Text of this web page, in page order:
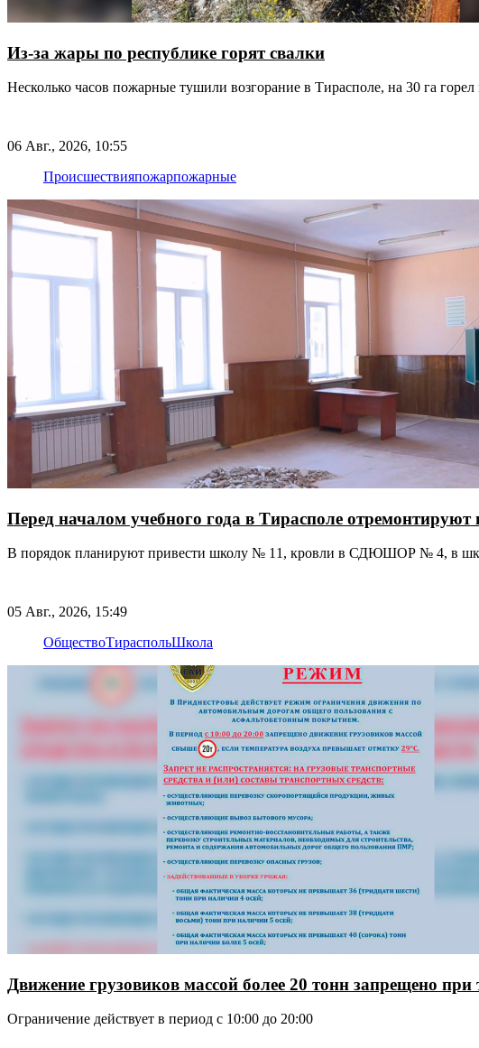
Из-за жары по республике горят свалки
Несколько часов пожарные тушили возгорание в Тирасполе, на 30 га
06 Авг., 2026, 10:55
Происшествияпожарпожарные
Перед началом учебного года в Тирасполе
В порядок планируют привести школу № 11, кровли в СДЮШОР № 4, в
05 Авг., 2026, 15:49
ОбществоТираспольШкола
Движение грузовиков массой более 20 тонн запрещено
Ограничение действует в период с 10:00 до 20:00